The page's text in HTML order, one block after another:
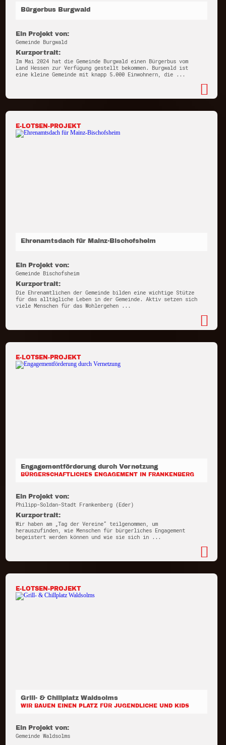
Bürgerbus Burgwald
Ein Projekt von:
Gemeinde Burgwald
Kurzportrait:
Im Mai 2024 hat die Gemeinde Burgwald einen Bürgerbus vom
Land Hessen zur Verfügung gestellt bekommen. Burgwald ist
eine kleine Gemeinde mit knapp 5.000 Einwohnern, die ...
E-LOTSEN-PROJEKT
Ehrenamtsdach für Mainz-Bischofsheim
Ein Projekt von:
Gemeinde Bischofsheim
Kurzportrait:
Die Ehrenamtlichen der Gemeinde bilden eine wichtige Stütze
für das alltägliche Leben in der Gemeinde. Aktiv setzen sich
viele Menschen für das Wohlergehen ...
E-LOTSEN-PROJEKT
Engagementförderung durch Vernetzung
BÜRGERSCHAFTLICHES ENGAGEMENT IN FRANKENBERG
Ein Projekt von:
Philipp-Soldan-Stadt Frankenberg (Eder)
Kurzportrait:
Wir haben am „Tag der Vereine“ teilgenommen, um
herauszufinden, wie Menschen für bürgerliches Engagement
begeistert werden können und wie sie sich in ...
E-LOTSEN-PROJEKT
Grill- & Chillplatz Waldsolms
WIR BAUEN EINEN PLATZ FÜR JUGENDLICHE UND KIDS
Ein Projekt von:
Gemeinde Waldsolms